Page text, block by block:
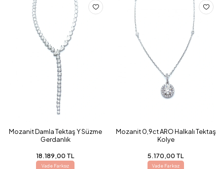
Mozanit Damla Tektaş Y Süzme
Gerdanlık
18.189,00 TL
Vade Farksız
Mozanit 0,9ct ARO Halkalı Tektaş
Kolye
5.170,00 TL
Vade Farksız